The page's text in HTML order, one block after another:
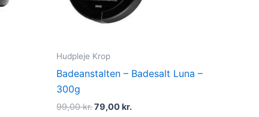
Hudpleje Krop
Badeanstalten – Badesalt Luna –
300g
99,00kr.79,00kr.